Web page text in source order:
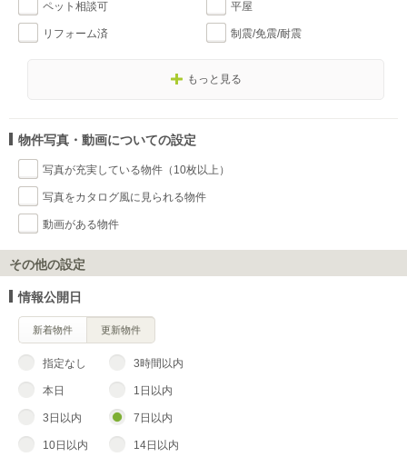
ペット相談可 平屋
リフォーム済 制震/免震/耐震
もっと見る
物件写真・動画についての設定
写真が充実している物件（10枚以上）
写真をカタログ風に見られる物件
動画がある物件
その他の設定
情報公開日
新着物件 更新物件
指定なし 3時間以内
本日 1日以内
3日以内 7日以内
10日以内 14日以内